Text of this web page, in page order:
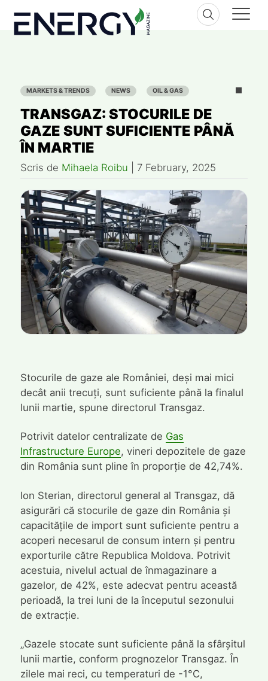
content
MARKETS & TRENDS NEWS OIL & GAS
TRANSGAZ: STOCURILE DE
GAZE SUNT SUFICIENTE PÂNĂ
ÎN MARTIE
Scris de Mihaela Roibu 7 February, 2025
Stocurile de gaze ale României, deși mai mici
decât anii trecuți, sunt suficiente până la finalul
lunii martie, spune directorul Transgaz.
Potrivit datelor centralizate de Gas
Infrastructure Europe, vineri depozitele de gaze
din România sunt pline în proporție de 42,74%.
Ion Sterian, directorul general al Transgaz, dă
asigurări că stocurile de gaze din România și
capacitățile de import sunt suficiente pentru a
acoperi necesarul de consum intern și pentru
exporturile către Republica Moldova. Potrivit
acestuia, nivelul actual de înmagazinare a
gazelor, de 42%, este adecvat pentru această
perioadă, la trei luni de la începutul sezonului
de extracție.
„Gazele stocate sunt suficiente până la sfârșitul
lunii martie, conform prognozelor Transgaz. În
zilele mai reci, cu temperaturi de -1°C,